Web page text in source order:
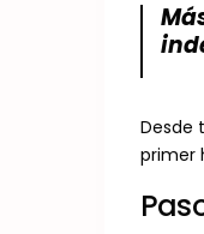
Desde
primer